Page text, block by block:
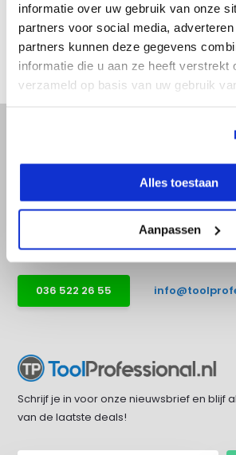
informatie over uw gebruik van onze
partners voor social media,
partners kunnen deze gegevens
informatie die u aan ze heeft verstrekt
verzameld op basis van uw gebruik
Alles toestaan
Aanpassen
Reviews
Delen
Advies nodig?
Bel direct met een
17:30.
036 522 26 55
Schrijf je in voor onze nieuwsbrief en blijf
van de laatste deals!